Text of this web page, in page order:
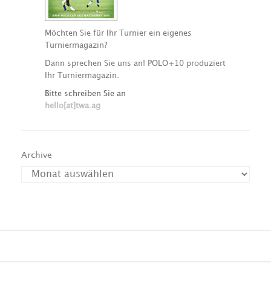
Möchten Sie für Ihr Turnier ein eigenes
Turniermagazin?
Dann sprechen Sie uns an! POLO+10 produziert
Ihr Turniermagazin.
Bitte schreiben Sie an
hello[at]twa.ag
Archive